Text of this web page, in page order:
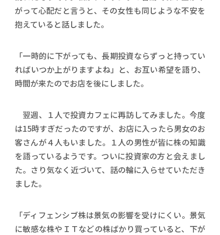
がって心配だと言うと、その女性も同じような不安を
抱えていると話しました。
「一時的に下がっても、長期投資ならずっと持ってい
ればいつか上がりますよね」と、お互い希望を語り、
時間が来たのでお店を後にしました。
翌週、１人で投資カフェに再訪してみました。今度
は15時すぎだったのですが、お店に入ったら男女のお
客さんが４人もいました。１人の男性が皆に株の知識
を語っているようです。ついに投資家の方と会えまし
た。さり気なく近づいて、話の輪に入らせていただき
ました。
「ディフェンシブ株は景気の影響を受けにくい。景気
に敏感な株やＩＴなどの株ばかり買っていると、下が